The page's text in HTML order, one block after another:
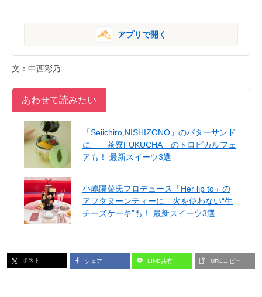
アプリで開く
文：中西彩乃
あわせて読みたい
「Seiichiro,NISHIZONO」のバターサンド
に、「茶寮FUKUCHA」のトロピカルフェ
アも！ 最新スイーツ3選
小嶋陽菜氏プロデュース「Her lip to」の
アフタヌーンティーに、火を使わない“生
チーズケーキ”も！ 最新スイーツ3選
ポスト シェア LINE共有 URLコピー